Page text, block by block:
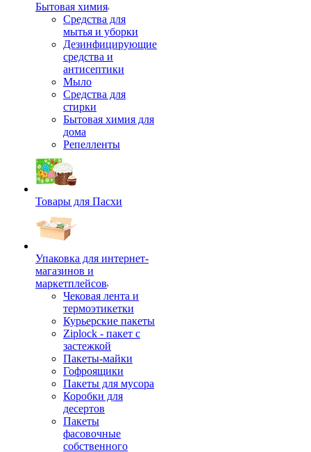
Бытовая химия
Средства для
мытья и уборки
Дезинфицирующие
средства и
антисептики
Мыло
Средства для
стирки
Бытовая химия для
дома
Репелленты
Товары для Пасхи
Упаковка для интернет-
магазинов и
маркетплейсов
Чековая лента и
термоэтикетки
Курьерские пакеты
Ziplock - пакет с
застежкой
Пакеты-майки
Гофроящики
Пакеты для мусора
Коробки для
десертов
Пакеты
фасовочные
собственного